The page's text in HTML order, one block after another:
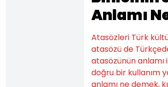
Anlamı
Atasözleri Türk
atasözü de
atasözünün anlamı
doğru bir kullanım
anlamı ne demek,